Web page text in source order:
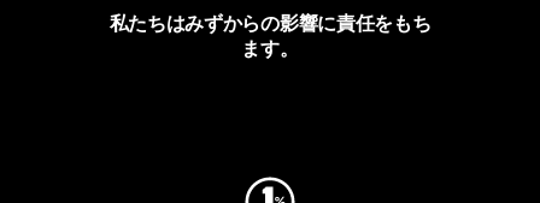
私たちはみずからの影響に責任をもち
ます。